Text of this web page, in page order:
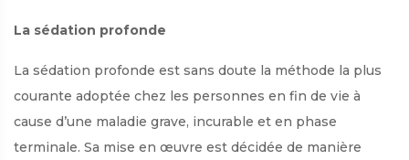
La sédation profonde
La sédation profonde est sans doute la méthode la plus
courante adoptée chez les personnes en fin de vie à
cause d’une maladie grave, incurable et en phase
terminale. Sa mise en œuvre est décidée de manière